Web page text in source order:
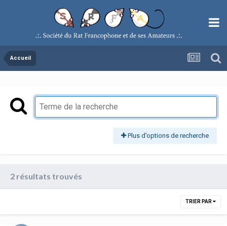
Accueil
Plus d’options de recherche
2 résultats trouvés
TRIER PAR